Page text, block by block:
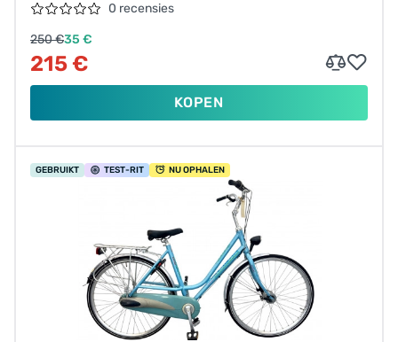
0 recensies
250 €35 €
215 €
KOPEN
GEBRUIKT TEST-RIT NU OPHALEN